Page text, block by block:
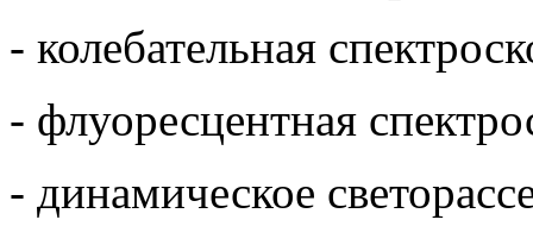
- колебательная
- флуоресцентная
- динамическое